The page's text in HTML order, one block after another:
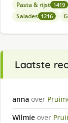
Pasta & rijst 1419
Salades 1216
Laatste
anna over
Wilmie over